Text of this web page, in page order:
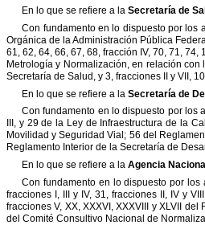
En lo que se refiere a la Secretaría de
Con fundamento en lo dispuesto por los
Orgánica de laAdministración Pública
61, 62, 64, 66, 67, 68, fracción IV, 70, 71, 74,
Metrología y Normalización, en relación con
Secretaría de Salud, y 3, fracciones II y VII,
En lo que se refiere a la Secretaría de
Con fundamento en lo dispuesto por los
III, y 29 de la Ley de Infraestructura de la
Movilidad y Seguridad Vial; 56 del
Reglamento Interior de la Secretaría de
En lo que se refiere a la Agencia Nacional
Con fundamento en lo dispuesto por los
fracciones I, III y IV, 31, fracciones II, IV y VIII
fracciones V, XX, XXXVI, XXXVIII y XLVII del
del Comité Consultivo Nacional de